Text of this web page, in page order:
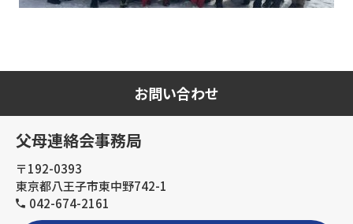
お問い合わせ
父母連絡会事務局
〒192-0393
東京都八王子市東中野742-1
042-674-2161